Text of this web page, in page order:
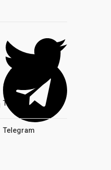
Twitter
Telegram